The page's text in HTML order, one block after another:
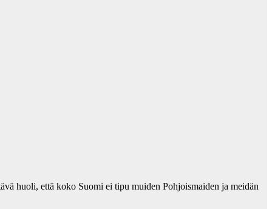
huoli, että koko Suomi ei tipu muiden Pohjoismaiden ja meidän